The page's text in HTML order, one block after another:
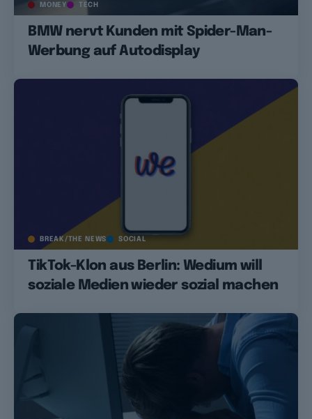
MONEY TECH
BMW nervt Kunden mit Spider-Man-
Werbung auf Autodisplay
BREAK/THE NEWS SOCIAL
TikTok-Klon aus Berlin: Wedium will
soziale Medien wieder sozial machen